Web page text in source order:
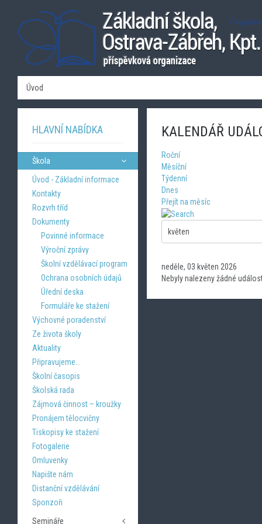
Úvod
KALENDÁŘ
Roční
Měsíční
Týdenní
Dnes
Přejít na měsíc
neděle, 03 květen 2026
Nebyly nalezeny žádné
HLAVNÍ NABÍDKA
Škola
Úvod - Základní informace
Kontakty
Rozvrh tříd
Dokumenty
Povinné informace
Výroční zprávy
Školní vzdělávací program
Ochrana osobních údajů
Úřední deska
Formuláře ke stažení
Výchovné poradenství
Ze života školy
Aktuality
Připravujeme...
Školní časopis
Školská rada
Zájmová činnost – kroužky
Pronájem tělocvičny
Tiskopisy ke stažení
Fotogalerie
Omluvenky
Napište nám
Distanční vzdělávání
Sponzoři
Semináře